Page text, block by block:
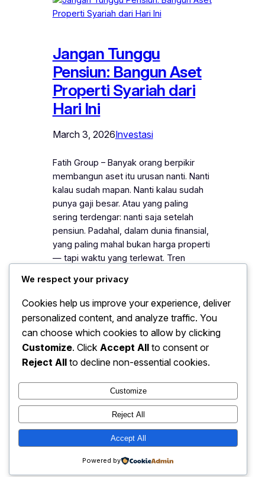
Jangan Tunggu
Pensiun: Bangun Aset
Properti Syariah dari
Hari Ini
March 3, 2026Investasi
Fatih Group – Banyak orang berpikir
membangun aset itu urusan nanti. Nanti
kalau sudah mapan. Nanti kalau sudah
punya gaji besar. Atau yang paling
sering terdengar: nanti saja setelah
pensiun. Padahal, dalam dunia finansial,
yang paling mahal bukan harga properti
— tapi waktu yang terlewat. Tren
sadar pentingnya investasi sejak…
2 Next Page
We respect your privacy
Cookies help us improve your experience, deliver
personalized content, and analyze traffic. You
can choose which cookies to allow by clicking
Customize. Click Accept All to consent or
Reject All to decline non-essential cookies.
Customize
Reject All
Accept All
Powered by